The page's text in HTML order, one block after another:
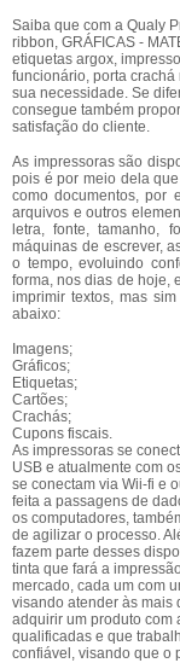
Saiba que com a Qualy
ribbon, GRÁFICAS -
etiquetas argox,
funcionário, porta
sua necessidade. Se
consegue também
satisfação do cliente.
As impressoras são
pois é por meio dela
como documentos, por
arquivos e outros
letra, fonte, tamanho,
máquinas de escrever,
o tempo, evoluindo
forma, nos dias de hoje,
imprimir textos, mas
abaixo:
Imagens;
Gráficos;
Etiquetas;
Cartões;
Crachás;
Cupons fiscais.
As impressoras se
USB e atualmente com
se conectam via Wii-fi e
feita a passagens de
os computadores,
de agilizar o processo.
fazem parte desses
tinta que fará a
mercado, cada um com
visando atender às mais
adquirir um produto com
qualificadas e que
confiável, visando que o